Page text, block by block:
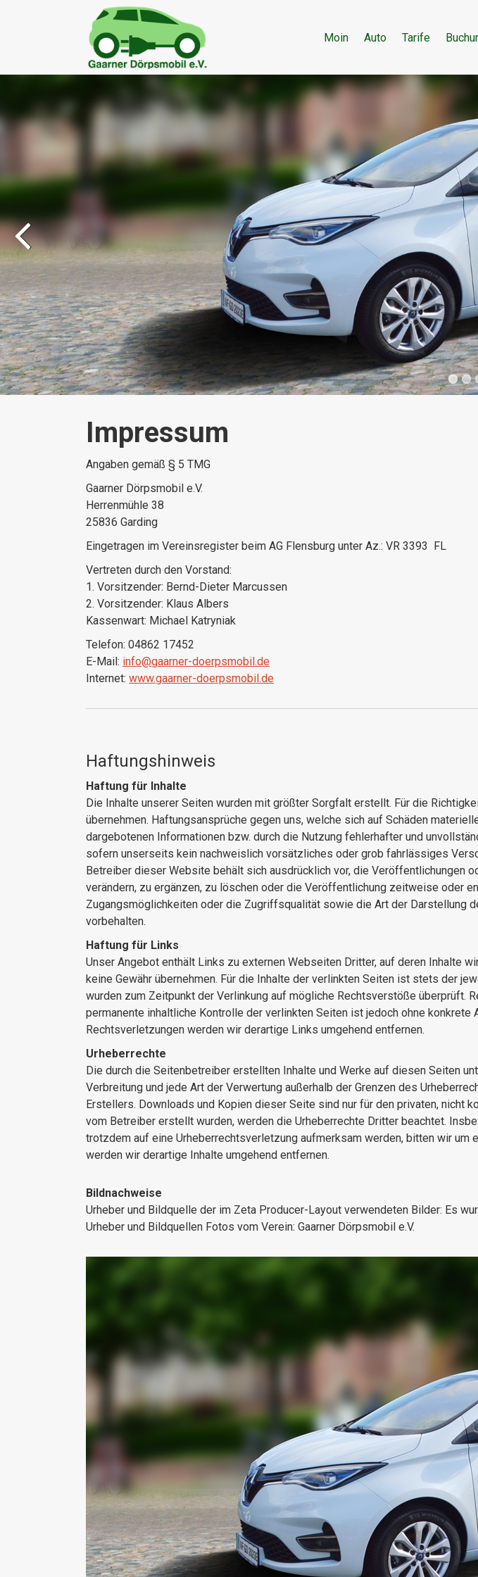
Moin Auto Tarife
Impressum
Angaben gemäß § 5 TMG
Gaarner Dörpsmobil e.V.
Herrenmühle 38
25836 Garding
Eingetragen im Vereinsregister beim AG Flensburg unter Az.: VR 3393 FL
Vertreten durch den Vorstand:
1. Vorsitzender: Bernd-Dieter Marcussen
2. Vorsitzender: Klaus Albers
Kassenwart: Michael Katryniak
Telefon: 04862 17452
E-Mail: info@gaarner-doerpsmobil.de
Internet: www.gaarner-doerpsmobil.de
Haftungshinweis
Haftung für Inhalte
Die Inhalte unserer Seiten wurden mit größter Sorgfalt erstellt. Für die
übernehmen. Haftungsansprüche gegen uns, welche sich auf Schäden
dargebotenen Informationen bzw. durch die Nutzung fehlerhafter und
sofern unserseits kein nachweislich vorsätzliches oder grob fahrlässiges
Betreiber dieser Website behält sich ausdrücklich vor, die Veröffentlichungen
verändern, zu ergänzen, zu löschen oder die Veröffentlichung zeitweise oder
Zugangsmöglichkeiten oder die Zugriffsqualität sowie die Art der Darstellung
vorbehalten.
Haftung für Links
Unser Angebot enthält Links zu externen Webseiten Dritter, auf deren Inhalte
keine Gewähr übernehmen. Für die Inhalte der verlinkten Seiten ist stets der
wurden zum Zeitpunkt der Verlinkung auf mögliche Rechtsverstöße überprüft.
permanente inhaltliche Kontrolle der verlinkten Seiten ist jedoch ohne
Rechtsverletzungen werden wir derartige Links umgehend entfernen.
Urheberrechte
Die durch die Seitenbetreiber erstellten Inhalte und Werke auf diesen Seiten
Verbreitung und jede Art der Verwertung außerhalb der Grenzen des
Erstellers. Downloads und Kopien dieser Seite sind nur für den privaten, nicht
vom Betreiber erstellt wurden, werden die Urheberrechte Dritter beachtet.
trotzdem auf eine Urheberrechtsverletzung aufmerksam werden, bitten wir
werden wir derartige Inhalte umgehend entfernen.
Bildnachweise
Urheber und Bildquelle der im Zeta Producer-Layout verwendeten Bilder: Es
Urheber und Bildquellen Fotos vom Verein: Gaarner Dörpsmobil e.V.